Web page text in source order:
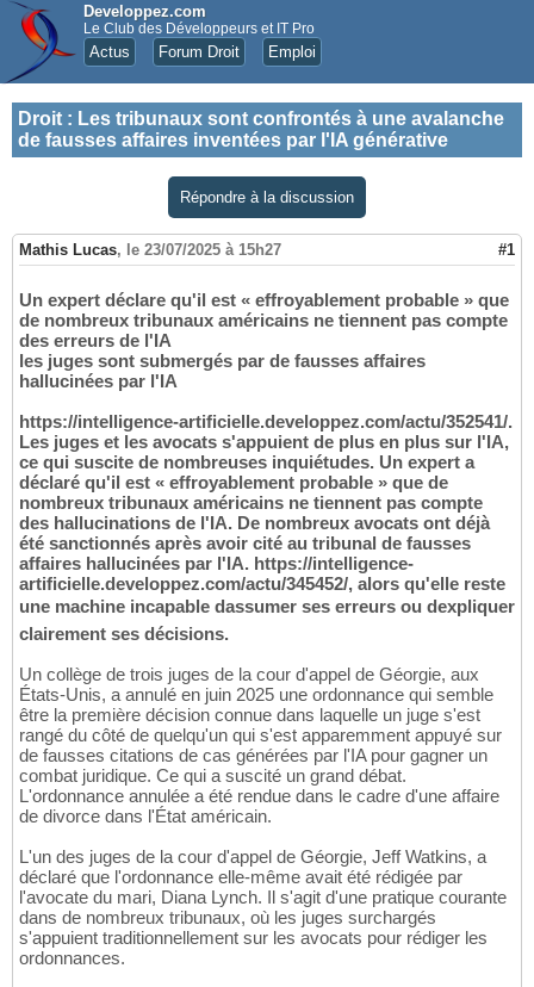
Developpez.com
Le Club des Développeurs et IT Pro
Actus Forum Droit Emploi
Droit : Les tribunaux sont confrontés à une avalanche
de fausses affaires inventées par l'IA générative
Répondre à la discussion
Mathis Lucas, le 23/07/2025 à 15h27 #1
Un expert déclare qu'il est « effroyablement probable » que
de nombreux tribunaux américains ne tiennent pas compte
des erreurs de l'IA
les juges sont submergés par de fausses affaires
hallucinées par l'IA
https://intelligence-artificielle.developpez.com/actu/352541/.
Les juges et les avocats s'appuient de plus en plus sur l'IA,
ce qui suscite de nombreuses inquiétudes. Un expert a
déclaré qu'il est « effroyablement probable » que de
nombreux tribunaux américains ne tiennent pas compte
des hallucinations de l'IA. De nombreux avocats ont déjà
été sanctionnés après avoir cité au tribunal de fausses
affaires hallucinées par l'IA. https://intelligence-
artificielle.developpez.com/actu/345452/, alors qu'elle reste
une machine incapable dassumer ses erreurs ou dexpliquer
clairement ses décisions.
Un collège de trois juges de la cour d'appel de Géorgie, aux
États-Unis, a annulé en juin 2025 une ordonnance qui semble
être la première décision connue dans laquelle un juge s'est
rangé du côté de quelqu'un qui s'est apparemment appuyé sur
de fausses citations de cas générées par l'IA pour gagner un
combat juridique. Ce qui a suscité un grand débat.
L'ordonnance annulée a été rendue dans le cadre d'une affaire
de divorce dans l'État américain.
L'un des juges de la cour d'appel de Géorgie, Jeff Watkins, a
déclaré que l'ordonnance elle-même avait été rédigée par
l'avocate du mari, Diana Lynch. Il s'agit d'une pratique courante
dans de nombreux tribunaux, où les juges surchargés
s'appuient traditionnellement sur les avocats pour rédiger les
ordonnances.